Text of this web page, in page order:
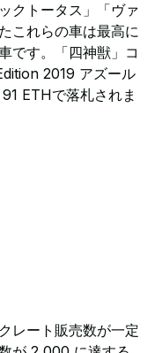
クトータス」「ヴァ
これらの車は最高に
です。「四神獣」コ
2019 アズール
ETHで落札されま
レート販売数が一定